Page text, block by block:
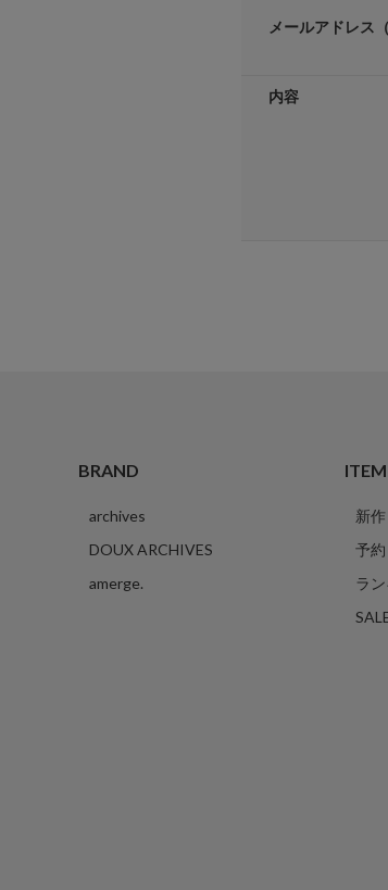
メールアドレス
内容
BRAND
archives
DOUX ARCHIVES
amerge.
ITEM
新作
予約
ラ